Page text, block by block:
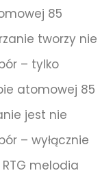
85
tworzy nie
– tylko
atomowej 85
jest nie
– wyłącznie
melodia